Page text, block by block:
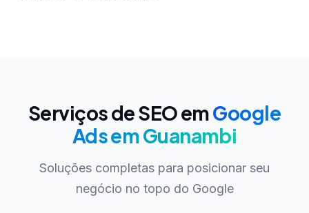
Serviços de SEO emGoogle
Ads em Guanambi
Soluções completas para posicionar seu
negócio no topo do Google